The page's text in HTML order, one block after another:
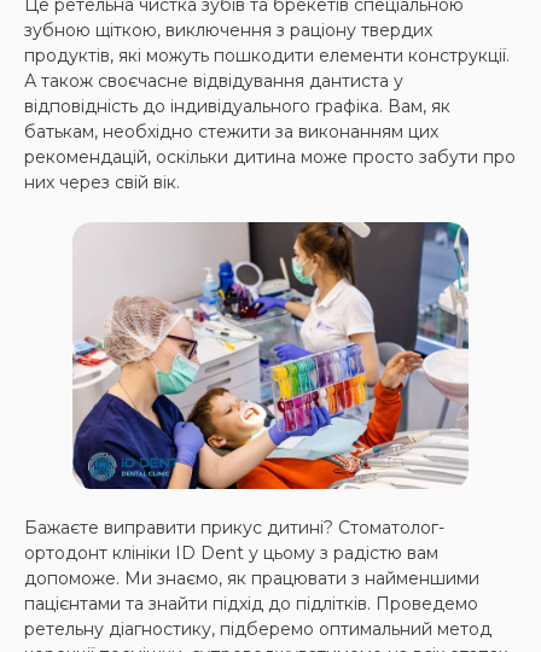
Це ретельна чистка зубів та брекетів спеціальною
зубною щіткою, виключення з раціону твердих
продуктів, які можуть пошкодити елементи конструкції.
А також своєчасне відвідування дантиста у
відповідність до індивідуального графіка. Вам, як
батькам, необхідно стежити за виконанням цих
рекомендацій, оскільки дитина може просто забути про
них через свій вік.
Бажаєте виправити прикус дитині? Стоматолог-
ортодонт клініки ID Dent у цьому з радістю вам
допоможе. Ми знаємо, як працювати з найменшими
пацієнтами та знайти підхід до підлітків. Проведемо
ретельну діагностику, підберемо оптимальний метод